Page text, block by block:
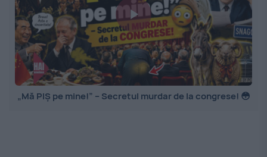
„Mă PIȘ pe mine!” – Secretul murdar de la congrese! 😳